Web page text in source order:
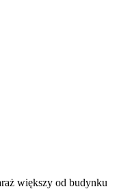
większy od budynku